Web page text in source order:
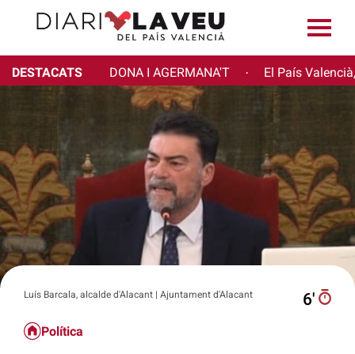
DESTACATS DONA I AGERMANA'T · El País
Luís Barcala, alcalde d'Alacant | Ajuntament d'Alacant 6′
Política